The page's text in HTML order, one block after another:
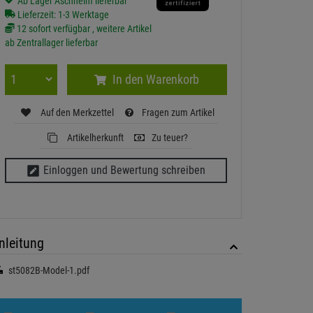
Lieferzeit: 1-3 Werktage
12 sofort verfügbar , weitere Artikel
ab Zentrallager lieferbar
In den Warenkorb
Auf den Merkzettel Fragen zum Artikel
Artikelherkunft Zu teuer?
Einloggen und Bewertung schreiben
st5082B-Model-1.pdf